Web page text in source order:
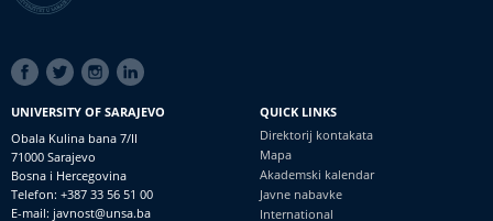
SOCIAL
LINKS
UNIVERSITY OF SARAJEVO
Obala Kulina bana 7/II
71000 Sarajevo
Bosna i Hercegovina
Telefon: +387 33 56 51 00
E-mail: javnost@unsa.ba
QUICK LINKS
Direktorij kontakata
Mapa
Akademski kalendar
Javne nabavke
International